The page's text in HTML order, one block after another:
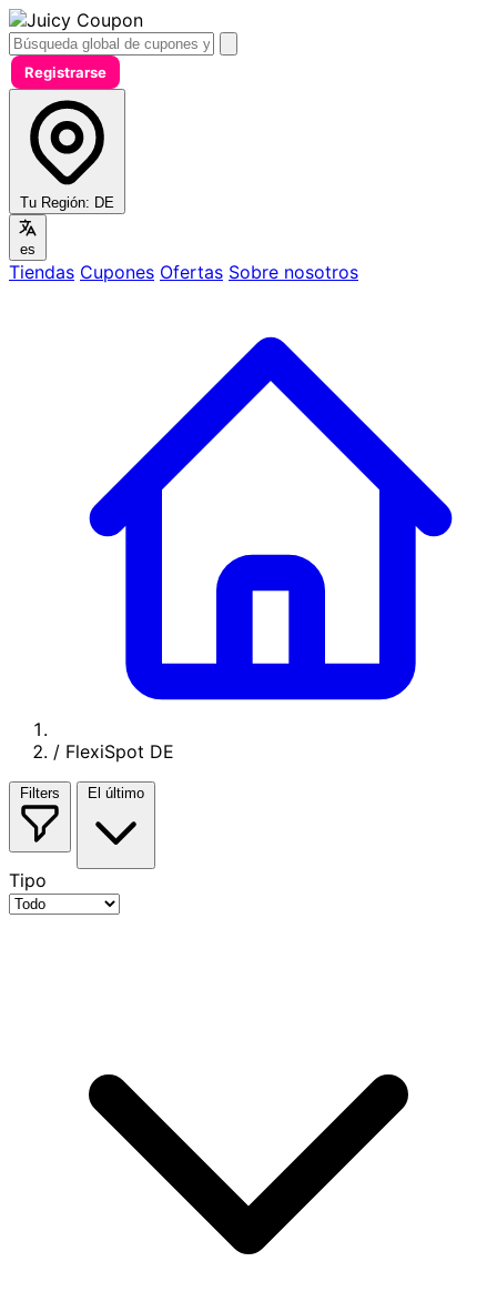
Registrarse
Tu Región: DE
es
Tiendas Cupones Ofertas Sobre nosotros
/ FlexiSpot DE
Filters El último
Tipo